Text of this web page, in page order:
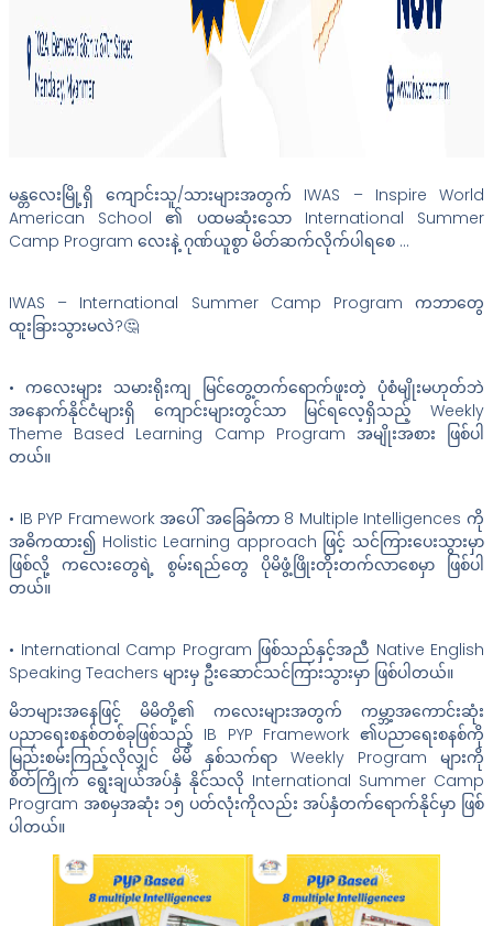
မန္တလေးမြို့ရှိ ကျောင်းသူ/သားများအတွက် IWAS – Inspire World
American School ၏ ပထမဆုံးသော International Summer
Camp Program လေးနဲ့ ဂုဏ်ယူစွာ မိတ်ဆက်လိုက်ပါရစေ …
IWAS – International Summer Camp Program ကဘာတွေ
ထူးခြားသွားမလဲ?🤔
• ကလေးများ သမားရိုးကျ မြင်တွေ့တက်ရောက်ဖူးတဲ့ ပုံစံမျိုးမဟုတ်ဘဲ
အနောက်နိုင်ငံများရှိ ကျောင်းများတွင်သာ မြင်ရလေ့ရှိသည့် Weekly
Theme Based Learning Camp Program အမျိုးအစား ဖြစ်ပါ
တယ်။
• IB PYP Framework အပေါ် အခြေခံကာ 8 Multiple Intelligences ကို
အဓိကထား၍ Holistic Learning approach ဖြင့် သင်ကြားပေးသွားမှာ
ဖြစ်လို့ ကလေးတွေရဲ့ စွမ်းရည်တွေ ပိုမိဖွံ့ဖြိုးတိုးတက်လာစေမှာ ဖြစ်ပါ
တယ်။
• International Camp Program ဖြစ်သည်နှင့်အညီ Native English
Speaking Teachers များမှ ဦးဆောင်သင်ကြားသွားမှာ ဖြစ်ပါတယ်။
မိဘများအနေဖြင့် မိမိတို့၏ ကလေးများအတွက် ကမ္ဘာ့အကောင်းဆုံး
ပညာရေးစနစ်တစ်ခုဖြစ်သည့် IB PYP Framework ၏ပညာရေးစနစ်ကို
မြည်းစမ်းကြည့်လိုလျှင် မိမိ နှစ်သက်ရာ Weekly Program များကို
စိတ်ကြိုက် ရွေးချယ်အပ်နှံ နိုင်သလို International Summer Camp
Program အစမှအဆုံး ၁၅ ပတ်လုံးကိုလည်း အပ်နှံတက်ရောက်နိုင်မှာ ဖြစ်
ပါတယ်။